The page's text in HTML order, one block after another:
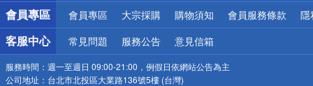
會員專區 會員專區 大宗採購 購物須知 會員服務條款 隱
客服中心 常見問題 服務公告 意見信箱
服務時間： 週一至週日 09:00-21:00，例假日依網站公告為主
公司地址： 台北市北投區大業路136號5樓 (台灣)